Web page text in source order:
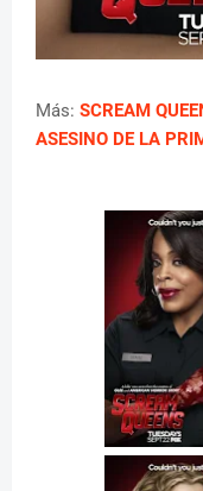
Más: SCREAM
ASESINO DE LA